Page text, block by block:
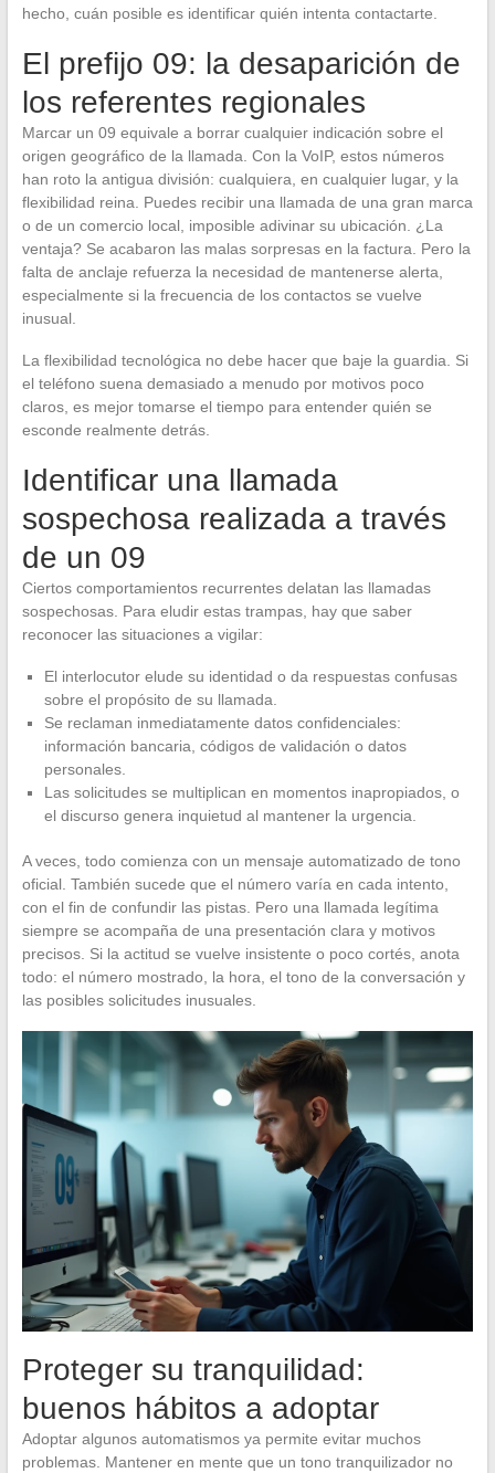
hecho, cuán posible es identificar quién intenta contactarte.
El prefijo 09: la desaparición de
los referentes regionales
Marcar un 09 equivale a borrar cualquier indicación sobre el
origen geográfico de la llamada. Con la VoIP, estos números
han roto la antigua división: cualquiera, en cualquier lugar, y la
flexibilidad reina. Puedes recibir una llamada de una gran marca
o de un comercio local, imposible adivinar su ubicación. ¿La
ventaja? Se acabaron las malas sorpresas en la factura. Pero la
falta de anclaje refuerza la necesidad de mantenerse alerta,
especialmente si la frecuencia de los contactos se vuelve
inusual.
La flexibilidad tecnológica no debe hacer que baje la guardia. Si
el teléfono suena demasiado a menudo por motivos poco
claros, es mejor tomarse el tiempo para entender quién se
esconde realmente detrás.
Identificar una llamada
sospechosa realizada a través
de un 09
Ciertos comportamientos recurrentes delatan las llamadas
sospechosas. Para eludir estas trampas, hay que saber
reconocer las situaciones a vigilar:
El interlocutor elude su identidad o da respuestas confusas
sobre el propósito de su llamada.
Se reclaman inmediatamente datos confidenciales:
información bancaria, códigos de validación o datos
personales.
Las solicitudes se multiplican en momentos inapropiados, o
el discurso genera inquietud al mantener la urgencia.
A veces, todo comienza con un mensaje automatizado de tono
oficial. También sucede que el número varía en cada intento,
con el fin de confundir las pistas. Pero una llamada legítima
siempre se acompaña de una presentación clara y motivos
precisos. Si la actitud se vuelve insistente o poco cortés, anota
todo: el número mostrado, la hora, el tono de la conversación y
las posibles solicitudes inusuales.
Proteger su tranquilidad:
buenos hábitos a adoptar
Adoptar algunos automatismos ya permite evitar muchos
problemas. Mantener en mente que un tono tranquilizador no